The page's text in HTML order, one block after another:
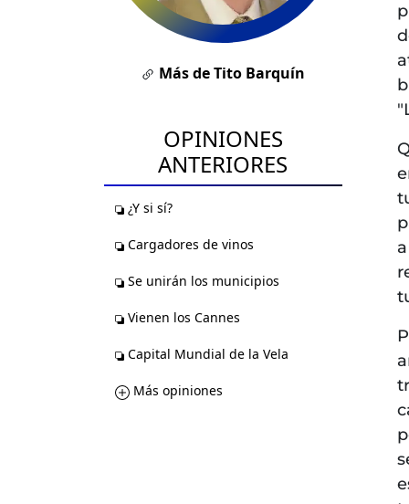
Más de Tito Barquín
OPINIONES
ANTERIORES
¿Y si sí?
Cargadores de vinos
Se unirán los municipios
Vienen los Cannes
Capital Mundial de la Vela
Más opiniones